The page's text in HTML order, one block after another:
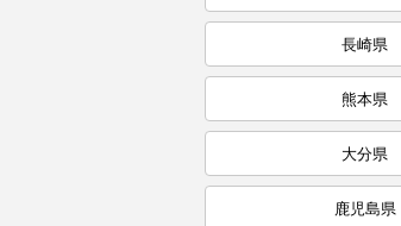
長崎県
熊本県
大分県
鹿児島県